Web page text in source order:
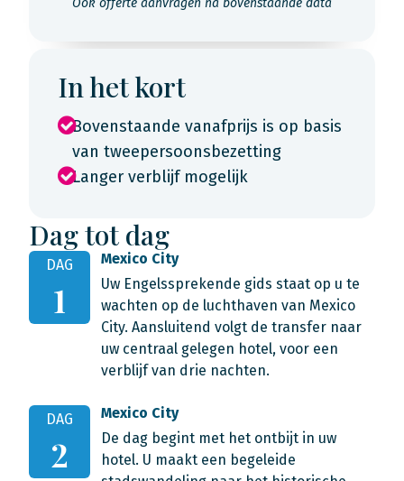
Ook offerte aanvragen ná bovenstaande data
In het kort
Bovenstaande vanafprijs is op basis
van tweepersoonsbezetting
Langer verblijf mogelijk
Dag tot dag
DAG
1
Mexico City
Uw Engelssprekende gids staat op u te
wachten op de luchthaven van Mexico
City. Aansluitend volgt de transfer naar
uw centraal gelegen hotel, voor een
verblijf van drie nachten.
DAG
2
Mexico City
De dag begint met het ontbijt in uw
hotel. U maakt een begeleide